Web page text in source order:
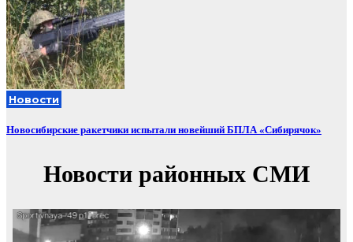
Новости
Новосибирские ракетчики испытали новейший БПЛА «Сибирячок»